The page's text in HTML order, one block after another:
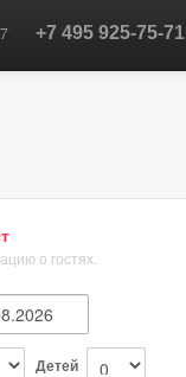
+7 495 925-75-71
о гостях.
Детей